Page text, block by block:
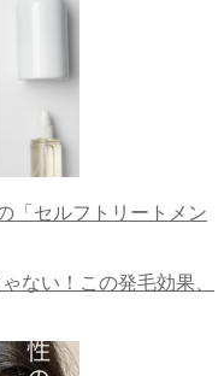
「セルフトリートメン
ない！この発毛効果、